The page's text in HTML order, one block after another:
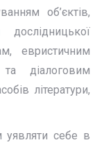
об’єктів,
евристичним
діалоговим
літератури,
уявляти себе в